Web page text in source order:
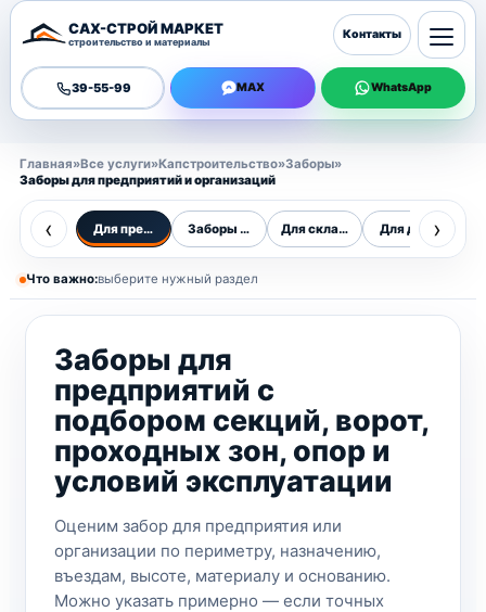
САХ-СТРОЙ МАРКЕТ
строительство и материалы
39-55-99 MAX WhatsApp
Контакты
Главная»Все услуги»Капстроительство»Заборы»
Заборы для предприятий и организаций
‹ Для предприятийЗаборы для предприятийДля складов и промзонДля детских
›
Что важно:выберите нужный раздел
Заборы для
предприятий с
подбором секций, ворот,
проходных зон, опор и
условий эксплуатации
Оценим забор для предприятия или
организации по периметру, назначению,
въездам, высоте, материалу и основанию.
Можно указать примерно — если точных